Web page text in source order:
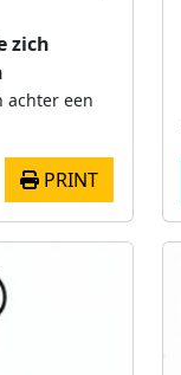
zich
achter een
PRINT